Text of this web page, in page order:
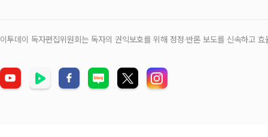
이투데이 독자편집위원회는 독자의 권익보호를 위해 정정‧반론 보도를 신속하고